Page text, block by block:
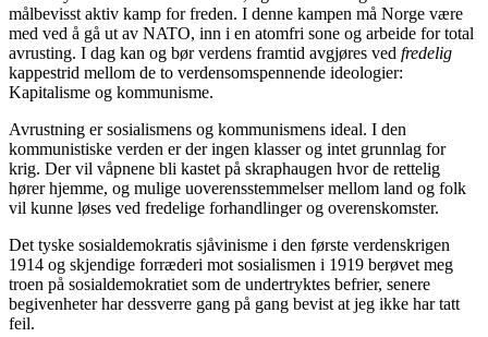
målbevisst aktiv kamp for freden. I denne kampen må Norge være
med ved å gå ut av NATO, inn i en atomfri sone og arbeide for total
avrusting. I dag kan og bør verdens framtid avgjøres ved fredelig
kappestrid mellom de to verdensomspennende ideologier:
Kapitalisme og kommunisme.
Avrustning er sosialismens og kommunismens ideal. I den
kommunistiske verden er der ingen klasser og intet grunnlag for
krig. Der vil våpnene bli kastet på skraphaugen hvor de rettelig
hører hjemme, og mulige uoverensstemmelser mellom land og folk
vil kunne løses ved fredelige forhandlinger og overenskomster.
Det tyske sosialdemokratis sjåvinisme i den første verdenskrigen
1914 og skjendige forræderi mot sosialismen i 1919 berøvet meg
troen på sosialdemokratiet som de undertryktes befrier, senere
begivenheter har dessverre gang på gang bevist at jeg ikke har tatt
feil.